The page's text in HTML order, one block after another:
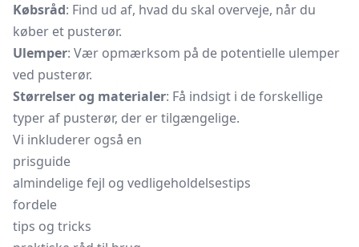
Købsråd: Find ud af, hvad du skal overveje, når du
køber et pusterør.
Ulemper: Vær opmærksom på de potentielle ulemper
ved pusterør.
Størrelser og materialer: Få indsigt i de forskellige
typer af pusterør, der er tilgængelige.
Vi inkluderer også en
prisguide
almindelige fejl og vedligeholdelsestips
fordele
tips og tricks